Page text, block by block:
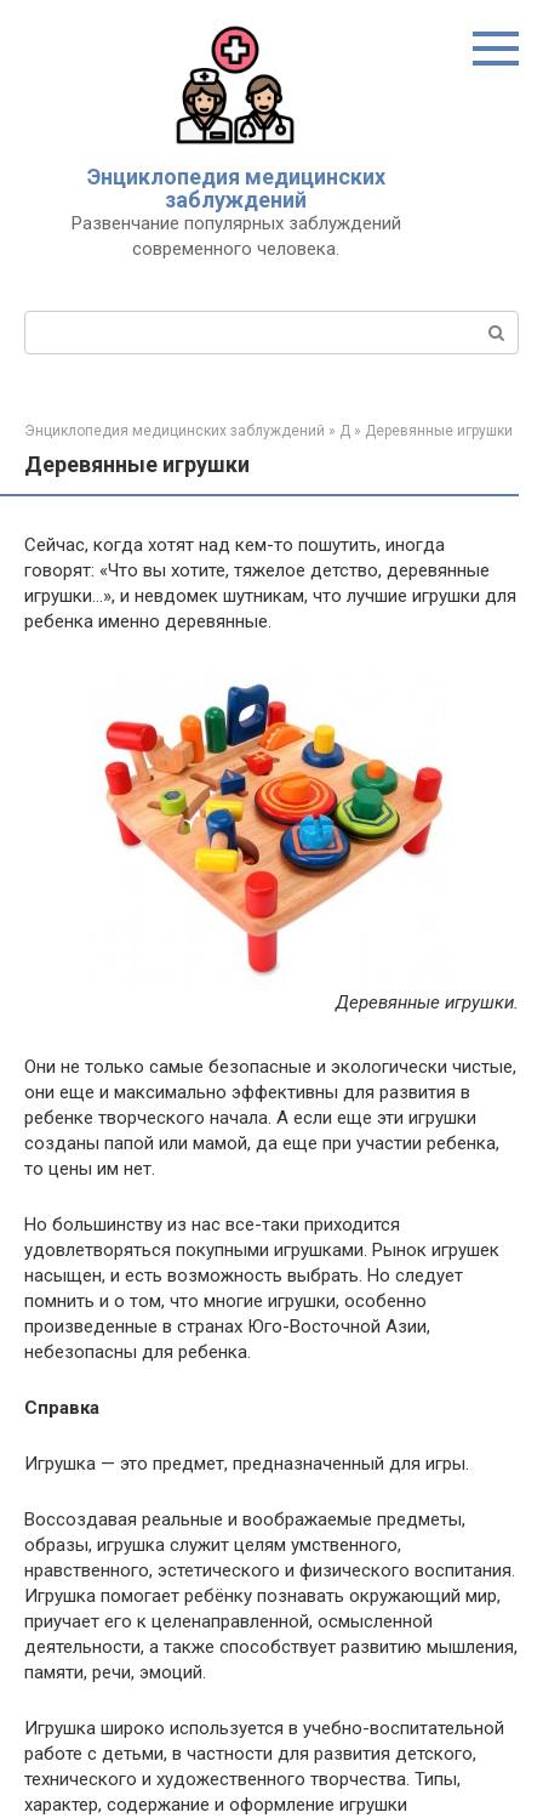
Энциклопедия медицинских
заблуждений
Развенчание популярных заблуждений
современного человека.
Поиск:
Энциклопедия медицинских заблуждений » Д » Деревянные игрушки
Деревянные игрушки
Сейчас, когда хотят над кем-то пошутить, иногда
говорят: «Что вы хотите, тяжелое детство, деревянные
игрушки…», и невдомек шутникам, что лучшие игрушки для
ребенка именно деревянные.
Деревянные игрушки.
Они не только самые безопасные и экологически чистые,
они еще и максимально эффективны для развития в
ребенке творческого начала. А если еще эти игрушки
созданы папой или мамой, да еще при участии ребенка,
то цены им нет.
Но большинству из нас все-таки приходится
удовлетворяться покупными игрушками. Рынок игрушек
насыщен, и есть возможность выбрать. Но следует
помнить и о том, что многие игрушки, особенно
произведенные в странах Юго-Восточной Азии,
небезопасны для ребенка.
Справка
Игрушка — это предмет, предназначенный для игры.
Воссоздавая реальные и воображаемые предметы,
образы, игрушка служит целям умственного,
нравственного, эстетического и физического воспитания.
Игрушка помогает ребёнку познавать окружающий мир,
приучает его к целенаправленной, осмысленной
деятельности, а также способствует развитию мышления,
памяти, речи, эмоций.
Игрушка широко используется в учебно-воспитательной
работе с детьми, в частности для развития детского,
технического и художественного творчества. Типы,
характер, содержание и оформление игрушки